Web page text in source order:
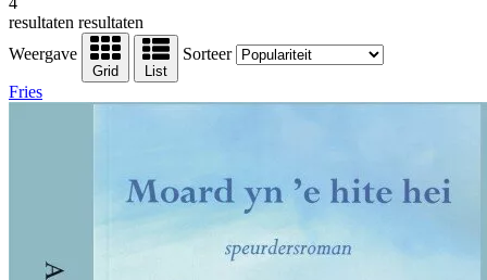
resultaten resultaten
Weergave
Grid List
Sorteer
Fries